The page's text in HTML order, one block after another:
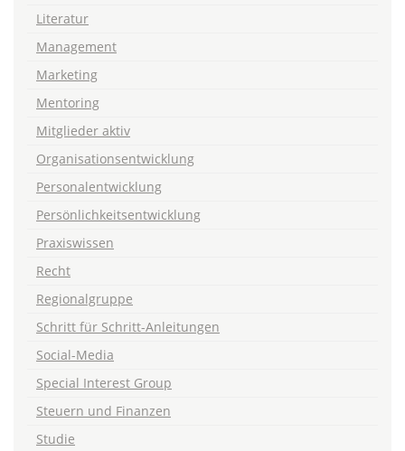
Literatur
Management
Marketing
Mentoring
Mitglieder aktiv
Organisationsentwicklung
Personalentwicklung
Persönlichkeitsentwicklung
Praxiswissen
Recht
Regionalgruppe
Schritt für Schritt-Anleitungen
Social-Media
Special Interest Group
Steuern und Finanzen
Studie